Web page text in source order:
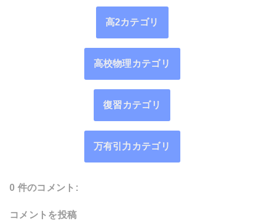
高2カテゴリ
高校物理カテゴリ
復習カテゴリ
万有引力カテゴリ
0 件のコメント:
コメントを投稿